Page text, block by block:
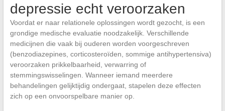
depressie echt veroorzaken
Voordat er naar relationele oplossingen wordt gezocht, is een
grondige medische evaluatie noodzakelijk. Verschillende
medicijnen die vaak bij ouderen worden voorgeschreven
(benzodiazepines, corticosteroïden, sommige antihypertensiva)
veroorzaken prikkelbaarheid, verwarring of
stemmingswisselingen. Wanneer iemand meerdere
behandelingen gelijktijdig ondergaat, stapelen deze effecten
zich op een onvoorspelbare manier op.